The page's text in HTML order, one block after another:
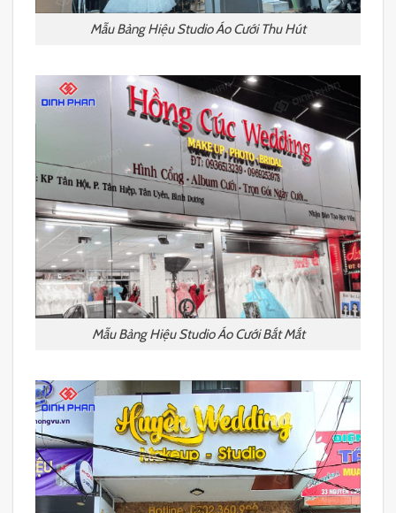
Mẫu Bảng Hiệu Studio Áo Cưới Thu Hút
Mẫu Bảng Hiệu Studio Áo Cưới Bắt Mắt